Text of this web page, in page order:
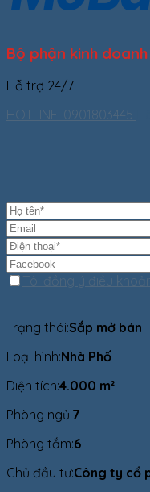
Bộ phận kinh doanh
Hỗ trợ 24/7
HOTLINE: 0901803445
Tôi đồng ý điều
Trạng thái:Sắp mở bán
Loại hình:Nhà Phố
Diện tích:4.000 m²
Phòng ngủ:7
Phòng tắm:6
Chủ đầu tư:Công ty cổ